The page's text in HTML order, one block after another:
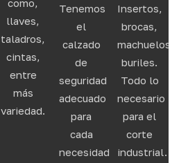
como,
llaves,
taladros,
cintas,
entre
más
variedad.
Tenemos
el
calzado
de
seguridad
adecuado
para
cada
necesidad.
Insertos,
brocas,
machuelos,
buriles.
Todo lo
necesario
para el
corte
industrial.